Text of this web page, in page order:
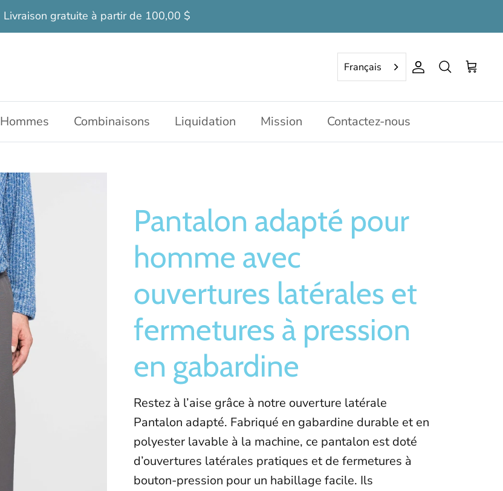
Livraison gratuite à partir de 100,00 $
Français Compte
Rechercher
Panier
Hommes Combinaisons Liquidation Mission Contactez-nous
Pantalon adapté pour
homme avec
ouvertures latérales et
fermetures à pression
en gabardine
Restez à l’aise grâce à notre ouverture latérale
Pantalon adapté. Fabriqué en gabardine durable et en
polyester lavable à la machine, ce pantalon est doté
d’ouvertures latérales pratiques et de fermetures à
bouton-pression pour un habillage facile. Ils